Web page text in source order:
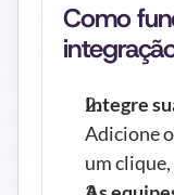
Como
Integre
Adicione
um clique,